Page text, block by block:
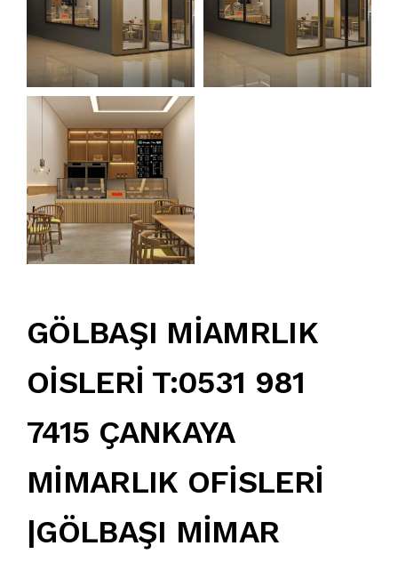
GÖLBAŞI MİAMRLIK
OİSLERİ T:0531 981
7415 ÇANKAYA
MİMARLIK OFİSLERİ
|GÖLBAŞI MİMAR